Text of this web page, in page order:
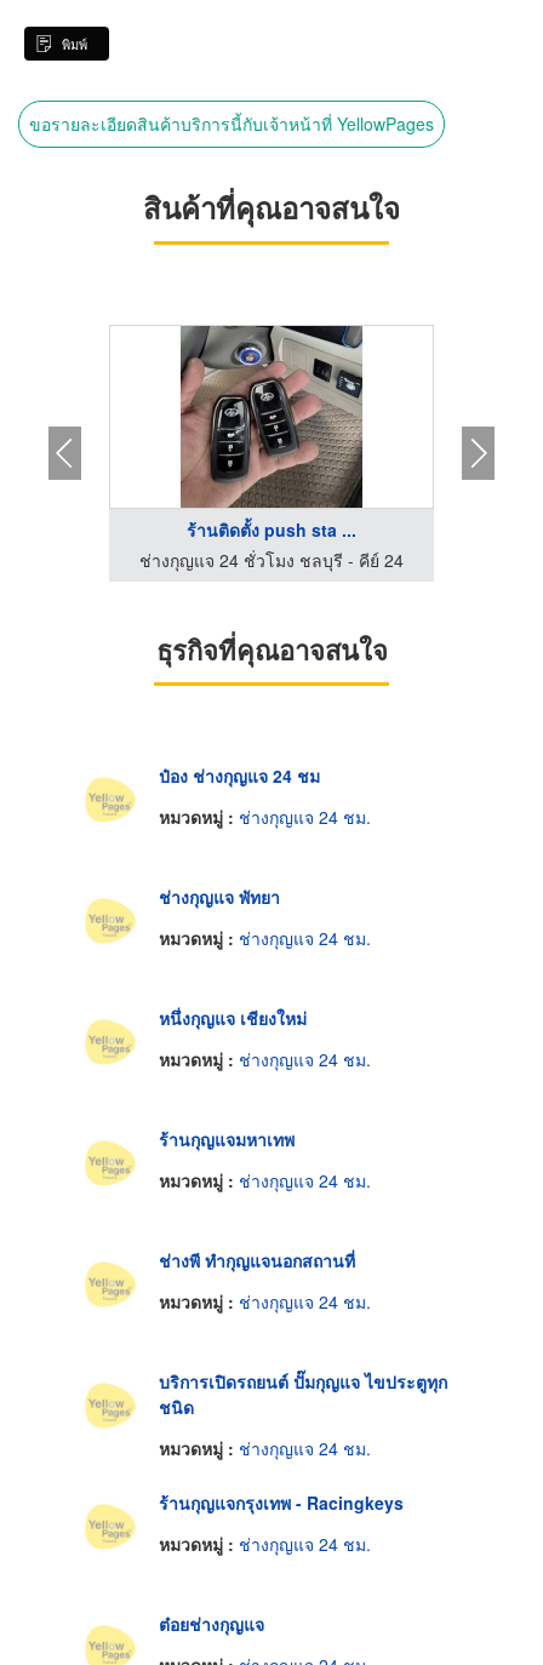
พิมพ์
ขอรายละเอียดสินค้าบริการนี้กับเจ้าหน้าที่ YellowPages
สินค้าที่คุณอาจสนใจ
ร้านติดตั้ง push sta ...
ช่างกุญแจ 24 ชั่วโมง ชลบุรี - คีย์ 24
ธุรกิจที่คุณอาจสนใจ
ป๋อง ช่างกุญแจ 24 ชม
หมวดหมู่ : ช่างกุญแจ 24 ชม.
ช่างกุญแจ พัทยา
หมวดหมู่ : ช่างกุญแจ 24 ชม.
หนึ่งกุญแจ เชียงใหม่
หมวดหมู่ : ช่างกุญแจ 24 ชม.
ร้านกุญแจมหาเทพ
หมวดหมู่ : ช่างกุญแจ 24 ชม.
ช่างพี ทำกุญแจนอกสถานที่
หมวดหมู่ : ช่างกุญแจ 24 ชม.
บริการเปิดรถยนต์ ปั๊มกุญแจ ไขประตูทุก
ชนิด
หมวดหมู่ : ช่างกุญแจ 24 ชม.
ร้านกุญแจกรุงเทพ - Racingkeys
หมวดหมู่ : ช่างกุญแจ 24 ชม.
ต๋อยช่างกุญแจ